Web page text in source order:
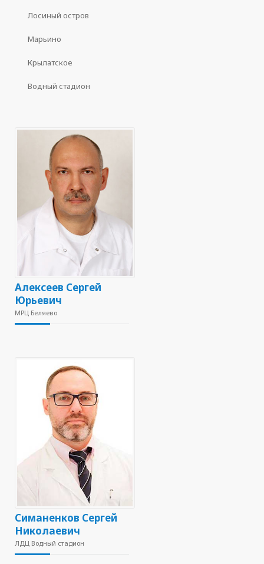
Лосиный остров
Марьино
Крылатское
Водный стадион
Алексеев Сергей
Юрьевич
МРЦ Беляево
Симаненков Сергей
Николаевич
ЛДЦ Водный стадион